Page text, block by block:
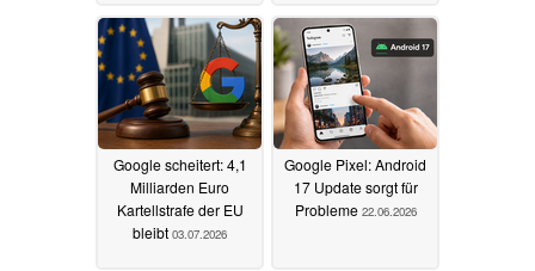
Google scheitert: 4,1
Milliarden Euro
Kartellstrafe der EU
bleibt 03.07.2026
Google Pixel: Android
17 Update sorgt für
Probleme 22.06.2026